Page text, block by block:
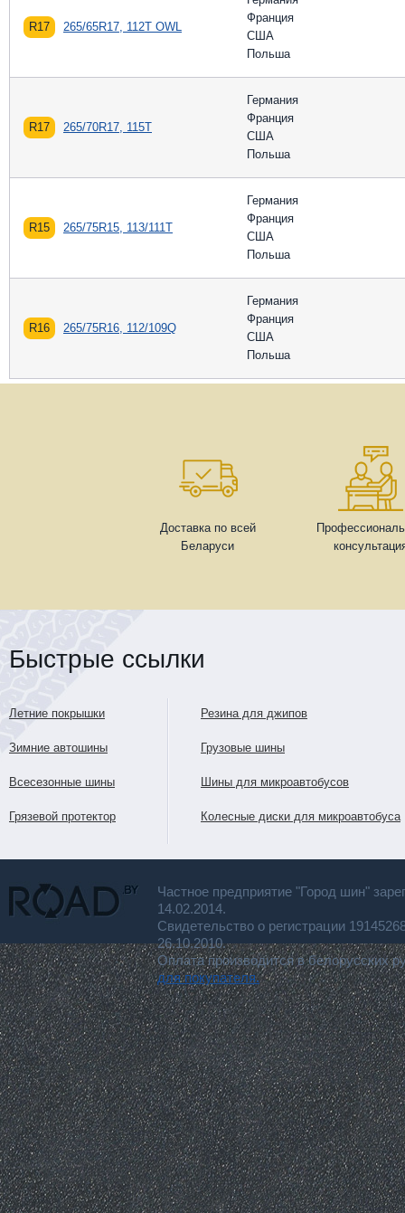
R17 265/65R17, 112T OWL
Франция
США
Польша
R17 265/70R17, 115T
Германия
Франция
США
Польша
R15 265/75R15, 113/111T
Германия
Франция
США
Польша
R16 265/75R16, 112/109Q
Германия
Франция
США
Польша
Доставка по всей
Беларуси
Быстрые ссылки
Летние покрышки
Зимние автошины
Всесезонные шины
Грязевой протектор
Резина для джипов
Грузовые шины
Шины для микроавтобусов
Колесные диски для микроавтобуса
Частное предприятие "Город шин"
14.02.2014.
Свидетельство о регистрации
26.10.2010.
Оплата производится в белорусских
для покупателя.